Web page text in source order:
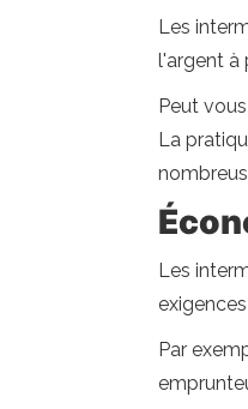
Les
l'argent à
Peut
La
Les
Par